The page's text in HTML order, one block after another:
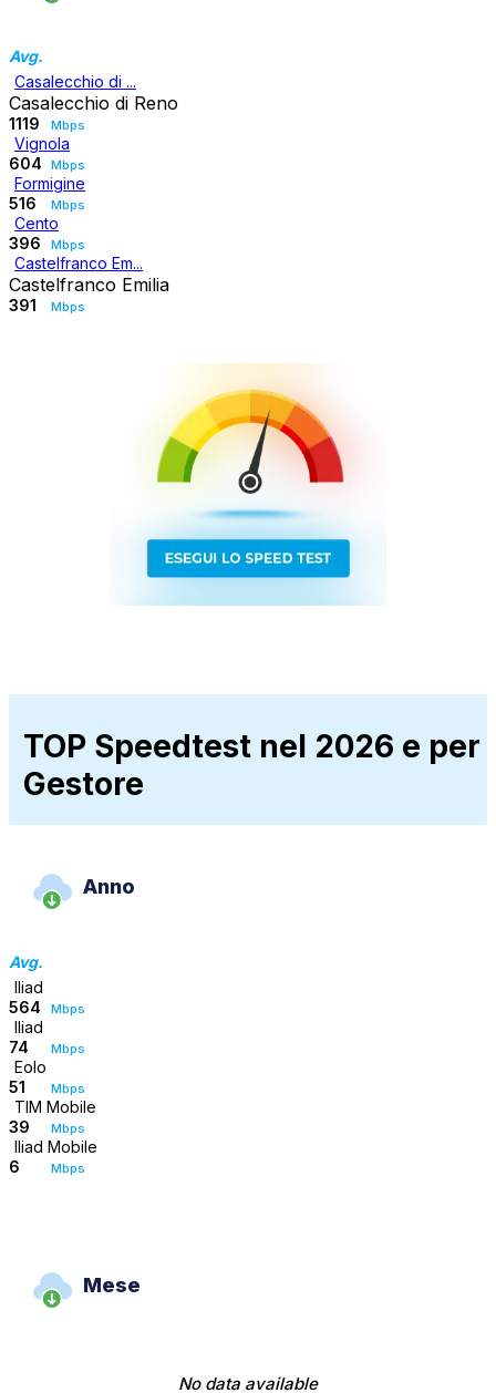
Avg.
Casalecchio di ...
Casalecchio di Reno
1119 Mbps
Vignola
604
Mbps
Formigine
516
Mbps
Cento
396
Mbps
Castelfranco Em...
Castelfranco Emilia
391 Mbps
TOP Speedtest nel 2026 e per
Gestore
Anno
Avg.
Iliad
564
Mbps
Iliad
74
Mbps
Eolo
51
Mbps
TIM Mobile
39
Mbps
Iliad Mobile
6
Mbps
Mese
No data available